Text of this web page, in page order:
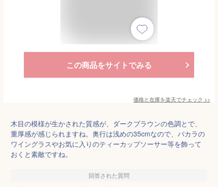
この商品をサイトでみる
価格と在庫を楽天でチェック >>
木目の模様が生かされた質感が、ダークブラウンの色調とで、
重厚感が感じられますね。奥行は浅めの35cmなので、バカラの
ワイングラスやお気に入りのティーカップソーサー等を飾って
おくと素敵ですね。
回答された質問